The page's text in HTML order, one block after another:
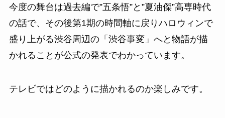
今度の舞台は過去編で”五条悟”と”夏油傑”高専時代
の話で、その後第1期の時間軸に戻りハロウィンで
盛り上がる渋谷周辺の「渋谷事変」へと物語が描
かれることが公式の発表でわかっています。
テレビではどのように描かれるのか楽しみです。